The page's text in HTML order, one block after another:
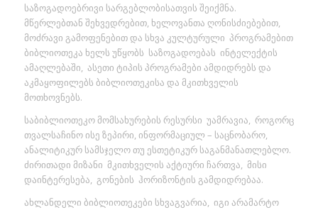
საზოგადოებრივი სარგებლობისათვის შეიქმნა.
მწერლებთან შეხვედრებით, ხელოვანთა ღონისძიებებით,
მოძრავი გამოფენებით და სხვა კულტურული პროგრამებით
ბიბლიოთეკა ხელს უწყობს საზოგადოებას ინტელექტის
ამაღლებაში, ასეთი ტიპის პროგრამები ამდიდრებს და
აკმაყოფილებს ბიბლიოთეკისა და მკითხველის
მოთხოვნებს.
საბიბლიოთეკო მომსახურების რესურსი უამრავია, როგორც
თვალსაჩინო ისე ზეპირი, ინფორმაციულ – საცნობარო,
ანალიტიკურ სამსჯელო თუ ესთეტიკურ საგანმანათლებლო.
ძირითადი მიზანი მკითხველის აქტიური ჩართვა, მისი
დაინტერესება, გონების ჰორიზონტის გამდიდრებაა.
ახლანდელი ბიბლიოთეკები სხვაგვარია, იგი არამარტო